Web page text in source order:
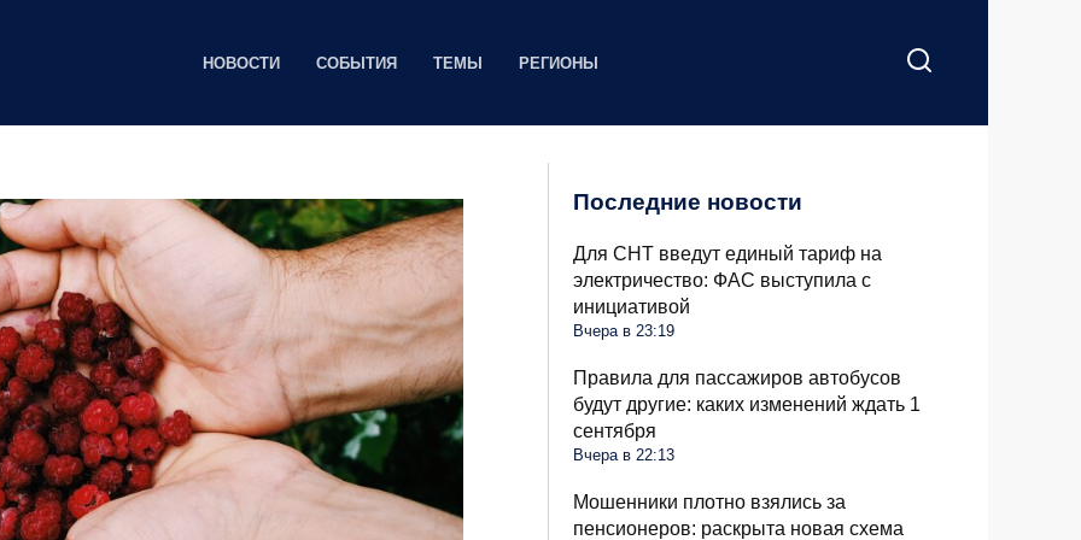
НОВОСТИ СОБЫТИЯ ТЕМЫ РЕГИОНЫ
Последние новости
Для СНТ введут единый тариф на
электричество: ФАС выступила с
инициативой
Вчера в 23:19
Правила для пассажиров автобусов
будут другие: каких изменений ждать 1
сентября
Вчера в 22:13
Мошенники плотно взялись за
пенсионеров: раскрыта новая схема